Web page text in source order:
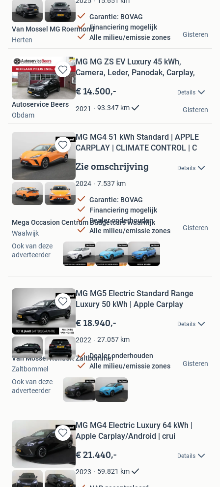
Garantie: BOVAG
Financiering mogelijk
Alle milieu/emissie zones
Van Mossel MG Roermond
Herten
Gisteren
Bewaren
in
Mijn
Favorieten
MG MG ZS EV Luxury 45 kWh,
Camera, Leder, Panodak, Carplay,
€ 14.500,- Details
2021 93.347 km
Autoservice Beers
Obdam
Gisteren
Bewaren
in
Favorieten
MG MG4 51 kWh Standard | APPLE
CARPLAY | CLIMATE CONTROL | C
Zie omschrijving Details
2024 7.537 km
Garantie: BOVAG
Financiering mogelijk
Dealer onderhouden
Alle milieu/emissie zones
Mega Occasion Centrum Budgetcars Waalwijk
Waalwijk
Gisteren
Ook van deze
adverteerder
Bewaren
in
Mijn
Favorieten
MG MG5 Electric Standard Range
Luxury 50 kWh | Apple Carplay
€ 18.940,- Details
2022 27.057 km
Dealer onderhouden
Alle milieu/emissie zones
Van Mossel Renault Zaltbommel
Zaltbommel
Gisteren
Ook van deze
adverteerder
Bewaren
in
Favorieten
MG MG4 Electric Luxury 64 kWh |
Apple Carplay/Android | crui
€ 21.440,- Details
2023 59.821 km